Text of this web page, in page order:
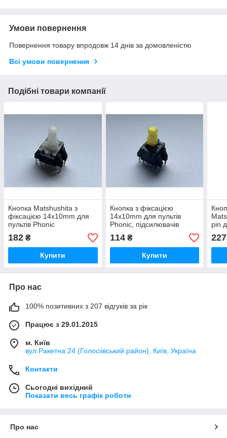
Умови повернення
Повернення товару впродовж 14 днів за домовленістю
Всі умови повернення
Подібні товари компанії
Кнопка Matshushita з
фіксацією 14x10mm для
пультів Phonic
182 ₴
Купити
Кнопка з фіксацією
14x10mm для пультів
Phonic, підсилювачів
Technics SU-VX700
114₴
Купити
pin
227
Про нас
100% позитивних з 207 відгуків за рік
Працює з 29.01.2015
м. Київ
вул.Ракетна 24 (Голосіівський район), Київ, Україна
Контакти
Сьогодні вихідний
Показати весь графік роботи
Про нас